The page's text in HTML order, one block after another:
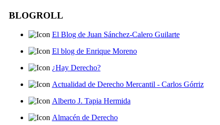
BLOGROLL
El Blog de Juan Sánchez-Calero Guilarte
El blog de Enrique Moreno
¿Hay Derecho?
Actualidad de Derecho Mercantil - Carlos Górriz
Alberto J. Tapia Hermida
Almacén de Derecho